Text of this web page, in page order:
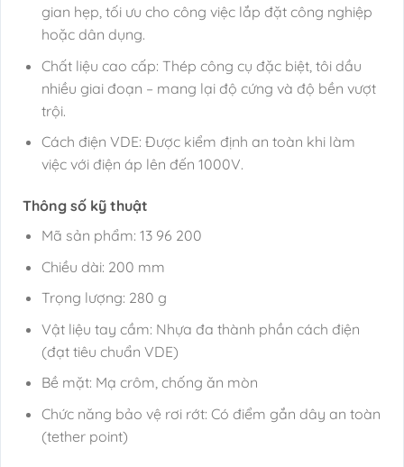
gian hẹp, tối ưu cho công việc lắp đặt công nghiệp
hoặc dân dụng.
Chất liệu cao cấp: Thép công cụ đặc biệt, tôi dầu
nhiều giai đoạn – mang lại độ cứng và độ bền vượt
trội.
Cách điện VDE: Được kiểm định an toàn khi làm
việc với điện áp lên đến 1000V.
Thông số kỹ thuật
Mã sản phẩm: 13 96 200
Chiều dài: 200 mm
Trọng lượng: 280 g
Vật liệu tay cầm: Nhựa đa thành phần cách điện
(đạt tiêu chuẩn VDE)
Bề mặt: Mạ crôm, chống ăn mòn
Chức năng bảo vệ rơi rớt: Có điểm gắn dây an toàn
(tether point)